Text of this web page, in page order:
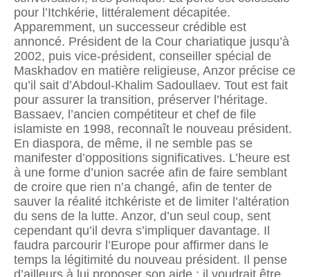
pour l’Itchkérie, littéralement décapitée.
Apparemment, un successeur crédible est
annoncé. Président de la Cour chariatique jusqu’à
2002, puis vice-président, conseiller spécial de
Maskhadov en matière religieuse, Anzor précise ce
qu’il sait d’Abdoul-Khalim Sadoullaev. Tout est fait
pour assurer la transition, préserver l’héritage.
Bassaev, l’ancien compétiteur et chef de file
islamiste en 1998, reconnaît le nouveau président.
En diaspora, de même, il ne semble pas se
manifester d’oppositions significatives. L’heure est
à une forme d’union sacrée afin de faire semblant
de croire que rien n’a changé, afin de tenter de
sauver la réalité itchkériste et de limiter l’altération
du sens de la lutte. Anzor, d’un seul coup, sent
cependant qu’il devra s’impliquer davantage. Il
faudra parcourir l’Europe pour affirmer dans le
temps la légitimité du nouveau président. Il pense